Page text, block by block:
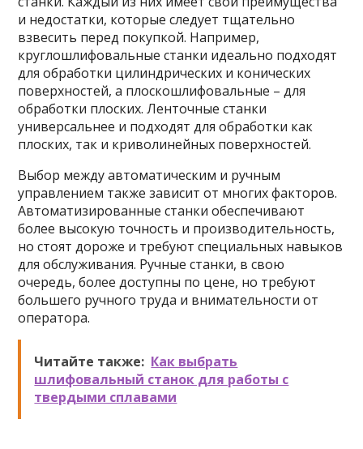
и недостатки, которые следует тщательно
взвесить перед покупкой. Например,
круглошлифовальные станки идеально подходят
для обработки цилиндрических и конических
поверхностей, а плоскошлифовальные – для
обработки плоских. Ленточные станки
универсальнее и подходят для обработки как
плоских, так и криволинейных поверхностей.
Выбор между автоматическим и ручным
управлением также зависит от многих факторов.
Автоматизированные станки обеспечивают
более высокую точность и производительность,
но стоят дороже и требуют специальных навыков
для обслуживания. Ручные станки, в свою
очередь, более доступны по цене, но требуют
большего ручного труда и внимательности от
оператора.
Читайте также: Как выбрать
шлифовальный станок для работы с
твердыми сплавами